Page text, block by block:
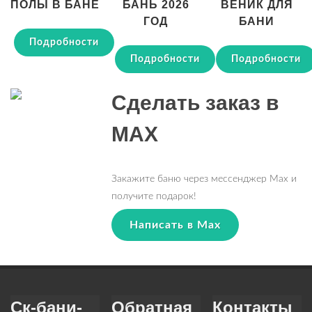
ПОЛЫ В БАНЕ
Подробности
БАНЬ 2026
ГОД
Подробности
ВЕНИК ДЛЯ
БАНИ
Подробности
Сделать заказ в
MAX
Закажите баню через мессенджер Max и
получите подарок!
Написать в Max
Ск-бани- Обратная Контакты